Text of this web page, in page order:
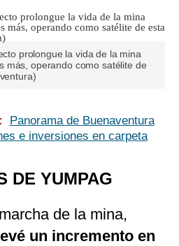
prolongue la vida de la mina
más, operando como satélite de
Panorama de Buenaventura
e inversiones en carpeta
DE YUMPAG
de la mina,
un incremento en